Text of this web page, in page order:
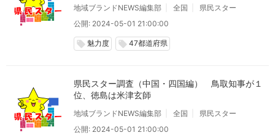
地域ブランドNEWS編集部 全国
県民スター
公開: 2024-05-01 21:00:00
local_offer 魅力度 local_offer 47都道府県
県民スター調査（中国・四国編） 鳥取知事が１
位、徳島は米津玄師
地域ブランドNEWS編集部 全国
県民スター
公開: 2024-05-01 21:00:00